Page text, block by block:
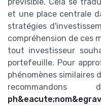
prévisible. Cela se
et une place centrale
stratégies
compréhension de ces
tout investisseur
portefeuille. Pour
phénomènes similaires